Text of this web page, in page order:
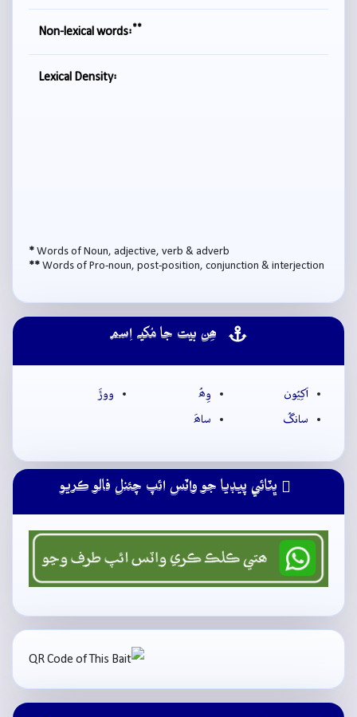
Non-lexical words:**
Lexical Density:
* Words of Noun, adjective, verb & adverb
** Words of Pro-noun, post-position, conjunction & interjection
ھِن بيت جا مُکيہ اِسم
اَکِيُون وِھُ
ووڙَ
سانگُ
ساھَ
ڀٽائي پيڊيا جو واٽس ائپ چئنل فالو ڪريو